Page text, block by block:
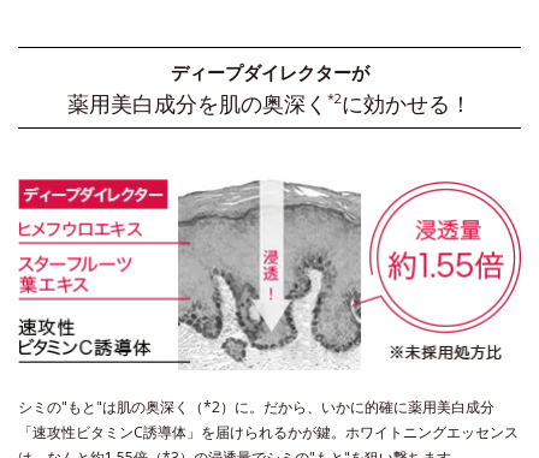
ディープダイレクターが
薬用美白成分を肌の奥深く *2に効かせる！
シミの"もと"は肌の奥深く（*2）に。だから、いかに的確に薬用美白成分
「速攻性ビタミンC誘導体」を届けられるかが鍵。 ホワイトニングエッセンス